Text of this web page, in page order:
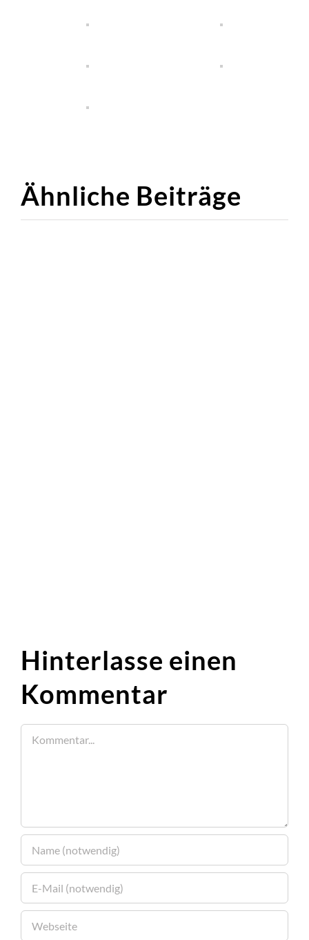
Ähnliche Beiträge
Hinterlasse einen
Kommentar
Kommentar